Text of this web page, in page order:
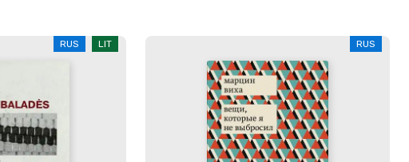
RUS LIT RUS